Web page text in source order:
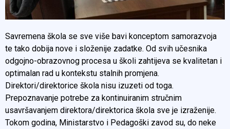
Savremena škola se sve više bavi konceptom samorazvoja
te tako dobija nove i složenije zadatke. Od svih učesnika
odgojno-obrazovnog procesa u školi zahtijeva se kvalitetan i
optimalan rad u kontekstu stalnih promjena.
Direktori/direktorice škola nisu izuzeti od toga.
Prepoznavanje potrebe za kontinuiranim stručnim
usavršavanjem direktora/direktorica škola sve je izraženije.
Tokom godina, Ministarstvo i Pedagoški zavod su, do neke